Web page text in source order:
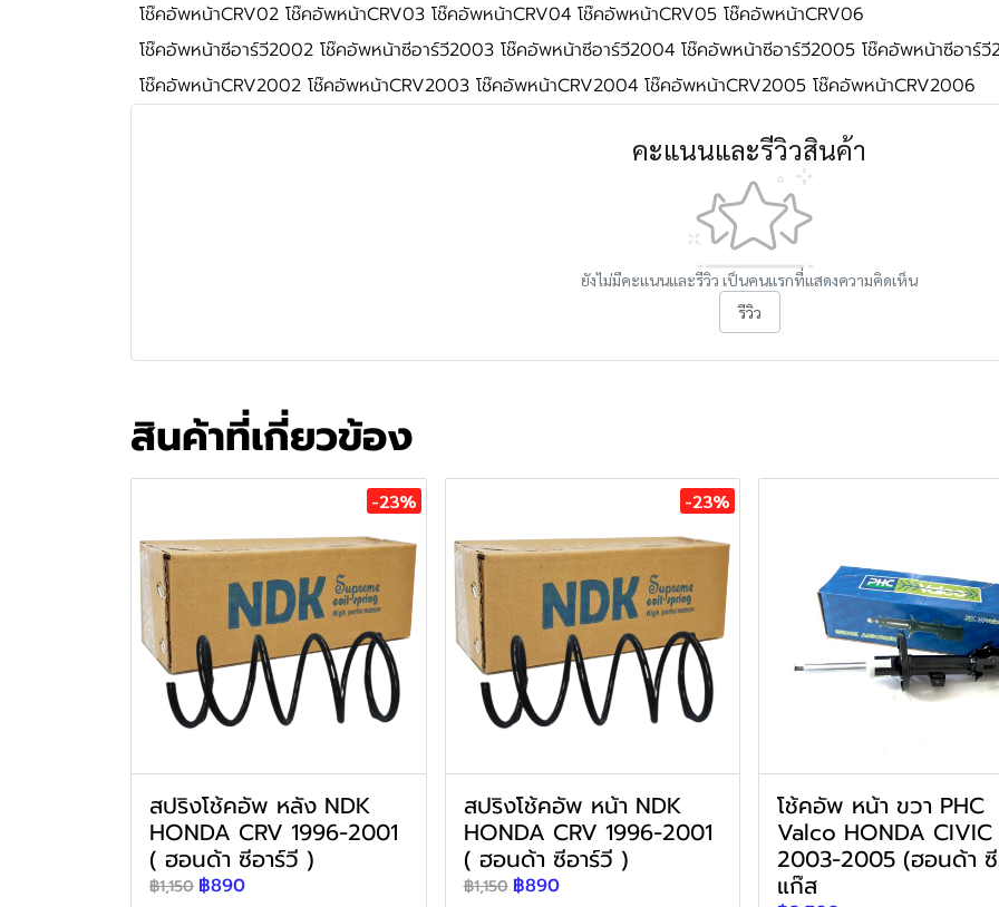
โช๊คอัพหน้าCRV02 โช๊คอัพหน้าCRV03 โช๊คอัพหน้าCRV04 โช๊คอัพหน้าCRV05 โช๊คอัพหน้าCRV06
โช๊คอัพหน้าซีอาร์วี2002 โช๊คอัพหน้าซีอาร์วี2003 โช๊คอัพหน้าซีอาร์วี2004 โช๊คอัพหน้าซีอาร์วี2005 โช๊คอัพหน้าซีอาร์
โช๊คอัพหน้าCRV2002 โช๊คอัพหน้าCRV2003 โช๊คอัพหน้าCRV2004 โช๊คอัพหน้าCRV2005 โช๊คอัพหน้าCRV2006
คะแนนและรีวิวสินค้า
ยังไม่มีคะแนนและรีวิว เป็นคนแรกที่แสดงความคิดเห็น
รีวิว
สินค้าที่เกี่ยวข้อง
-23%
สปริงโช้คอัพ หลัง NDK
HONDA CRV 1996-2001
( ฮอนด้า ซีอาร์วี )
฿1,150 ฿890
-23%
สปริงโช้คอัพ หน้า NDK
HONDA CRV 1996-2001
( ฮอนด้า ซีอาร์วี )
฿1,150 ฿890
โช้คอัพ หน้า ขวา PHC
Valco HONDA CIVIC
2003-2005 (ฮอนด้า
แก๊ส